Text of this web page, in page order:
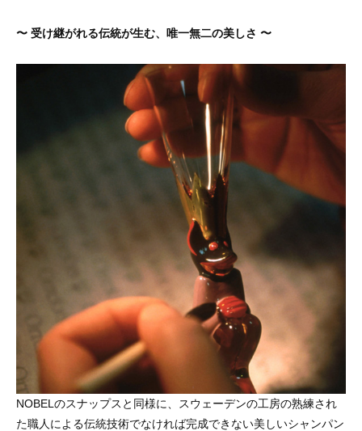
〜 受け継がれる伝統が生む、唯一無二の美しさ 〜
NOBELのスナップスと同様に、スウェーデンの工房の熟練され
た職人による伝統技術でなければ完成できない美しいシャンパン